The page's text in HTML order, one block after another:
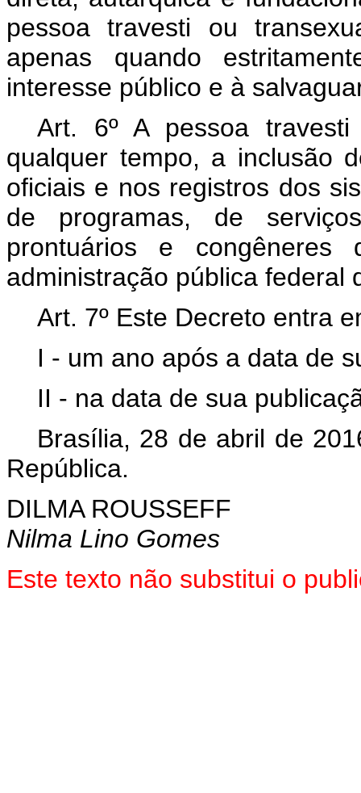
pessoa travesti ou
apenas quando
interesse público e à
Art. 6º A pessoa
qualquer tempo, a inclusão
oficiais e nos registros dos
de programas, de
prontuários e
administração pública federal
Art. 7º Este Decreto entra
I - um ano após a data de
II - na data de sua
Brasília, 28 de abril de
República.
DILMA ROUSSEFF
Nilma Lino Gomes
Este texto não substitui o